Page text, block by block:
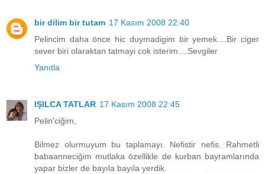
bir dilim bir tutam 17 Kasım 2008 22:40
Pelincim daha önce hic duymadigim bir yemek....Bir ciger
sever biri olaraktan tatmayi cok isterim....Sevgiler
Yanıtla
IŞILCA TATLAR 17 Kasım 2008 22:45
Pelin'ciğim,
Bilmez olurmuyum bu taplamayı. Nefistir nefis. Rahmetli
babaanneciğim mutlaka özellikle de kurban bayramlarında
yapar bizler de bayıla bayıla yerdik.